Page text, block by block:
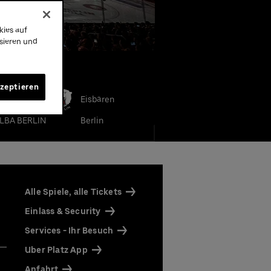
Teams
BERLIN
Eisbären
Berlin
Alle Spiele, alle Tickets
Einlass & Security
Services - Ihr Besuch
Uber Platz App
auf
und